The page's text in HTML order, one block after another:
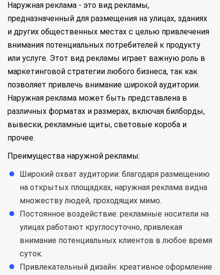
Наружная реклама - это вид рекламы,
предназначенный для размещения на улицах, зданиях
и других общественных местах с целью привлечения
внимания потенциальных потребителей к продукту
или услуге. Этот вид рекламы играет важную роль в
маркетинговой стратегии любого бизнеса, так как
позволяет привлечь внимание широкой аудитории.
Наружная реклама может быть представлена в
различных форматах и размерах, включая билборды,
вывески, рекламные щиты, световые короба и
прочее.
Преимущества наружной рекламы:
Широкий охват аудитории: благодаря размещению
на открытых площадках, наружная реклама видна
множеству людей, проходящих мимо.
Постоянное воздействие: рекламные носители на
улицах работают круглосуточно, привлекая
внимание потенциальных клиентов в любое время
суток.
Привлекательный дизайн: креативное оформление